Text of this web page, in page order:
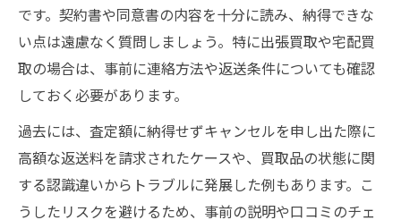
です。契約書や同意書の内容を十分に読み、納得できな
い点は遠慮なく質問しましょう。特に出張買取や宅配買
取の場合は、事前に連絡方法や返送条件についても確認
しておく必要があります。
過去には、査定額に納得せずキャンセルを申し出た際に
高額な返送料を請求されたケースや、買取品の状態に関
する認識違いからトラブルに発展した例もあります。こ
うしたリスクを避けるため、事前の説明や口コミのチェ